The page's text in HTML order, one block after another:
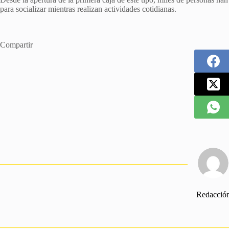
para socializar mientras realizan actividades cotidianas.
Compartir